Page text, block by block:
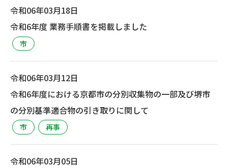
令和06年03月18日
令和6年度 業務手順書を掲載しました
市
令和06年03月12日
令和6年度における京都市の分別収集物の一部及び堺市
の分別基準適合物の引き取りに関して
市 再事
令和06年03月05日